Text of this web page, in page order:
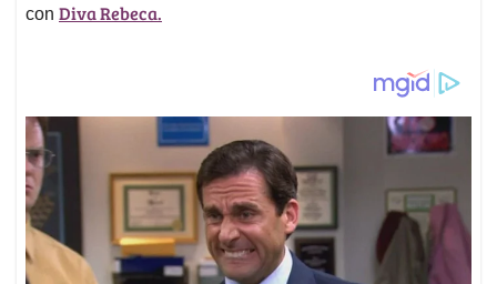
con Diva Rebeca.